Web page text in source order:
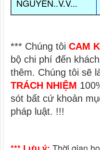
NGUYÊN..V.V...
*** Chúng tôi CAM
bộ chi phí đến
thêm. Chúng tôi sẽ
TRÁCH NHIỆM
sót bất cứ khoản
pháp luật. !!!